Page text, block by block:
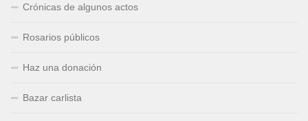
Crónicas de algunos actos
Rosarios públicos
Haz una donación
Bazar carlista